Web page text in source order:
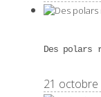
Des polars
21 octobre